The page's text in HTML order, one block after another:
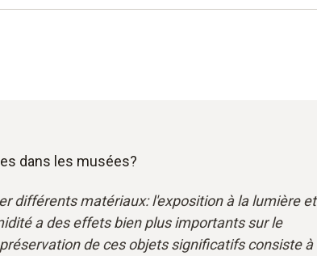
dans les musées?
différents matériaux: l'exposition à la lumière et
a des effets bien plus importants sur le
de ces objets significatifs consiste à